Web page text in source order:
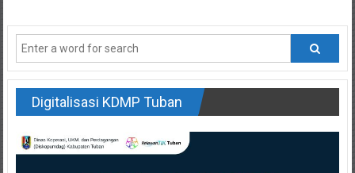
Digitalisasi KDMP Tuban